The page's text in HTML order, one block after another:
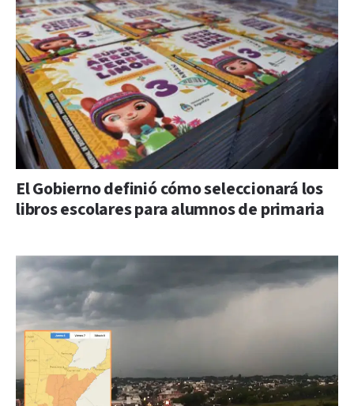
El Gobierno definió cómo seleccionará los
libros escolares para alumnos de primaria